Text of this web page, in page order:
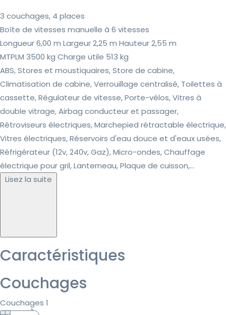
3 couchages, 4 places
Boîte de vitesses manuelle à 6 vitesses
Longueur 6,00 m Largeur 2,25 m Hauteur 2,55 m
MTPLM 3500 kg Charge utile 513 kg
ABS, Stores et moustiquaires, Store de cabine,
Climatisation de cabine, Verrouillage centralisé, Toilettes à
cassette, Régulateur de vitesse, Porte-vélos, Vitres à
double vitrage, Airbag conducteur et passager,
Rétroviseurs électriques, Marchepied rétractable électrique,
Vitres électriques, Réservoirs d'eau douce et d'eaux usées,
Réfrigérateur (12v, 240v, Gaz), Micro-ondes, Chauffage
électrique pour gril, Lanterneau, Plaque de cuisson,...
Lisez la suite
Caractéristiques
Couchages
Couchages 1